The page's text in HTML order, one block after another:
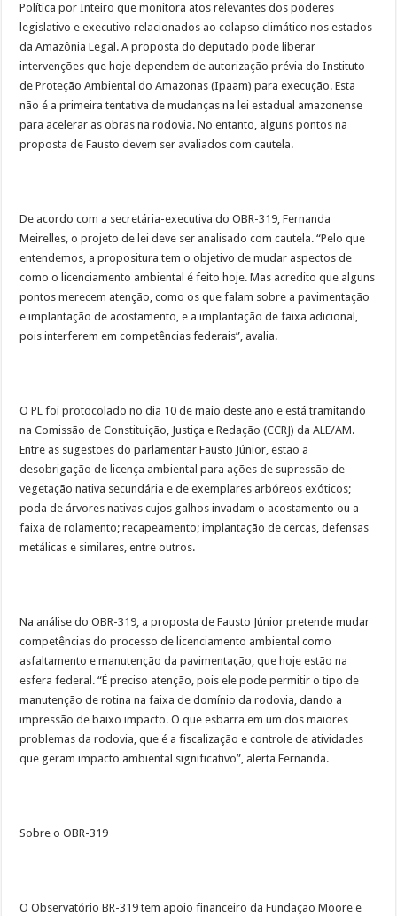
Política por Inteiro que monitora atos relevantes dos poderes
legislativo e executivo relacionados ao colapso climático nos estados
da Amazônia Legal. A proposta do deputado pode liberar
intervenções que hoje dependem de autorização prévia do Instituto
de Proteção Ambiental do Amazonas (Ipaam) para execução. Esta
não é a primeira tentativa de mudanças na lei estadual amazonense
para acelerar as obras na rodovia. No entanto, alguns pontos na
proposta de Fausto devem ser avaliados com cautela.
De acordo com a secretária-executiva do OBR-319, Fernanda
Meirelles, o projeto de lei deve ser analisado com cautela. “Pelo que
entendemos, a propositura tem o objetivo de mudar aspectos de
como o licenciamento ambiental é feito hoje. Mas acredito que alguns
pontos merecem atenção, como os que falam sobre a pavimentação
e implantação de acostamento, e a implantação de faixa adicional,
pois interferem em competências federais”, avalia.
O PL foi protocolado no dia 10 de maio deste ano e está tramitando
na Comissão de Constituição, Justiça e Redação (CCRJ) da ALE/AM.
Entre as sugestões do parlamentar Fausto Júnior, estão a
desobrigação de licença ambiental para ações de supressão de
vegetação nativa secundária e de exemplares arbóreos exóticos;
poda de árvores nativas cujos galhos invadam o acostamento ou a
faixa de rolamento; recapeamento; implantação de cercas, defensas
metálicas e similares, entre outros.
Na análise do OBR-319, a proposta de Fausto Júnior pretende mudar
competências do processo de licenciamento ambiental como
asfaltamento e manutenção da pavimentação, que hoje estão na
esfera federal. “É preciso atenção, pois ele pode permitir o tipo de
manutenção de rotina na faixa de domínio da rodovia, dando a
impressão de baixo impacto. O que esbarra em um dos maiores
problemas da rodovia, que é a fiscalização e controle de atividades
que geram impacto ambiental significativo”, alerta Fernanda.
Sobre o OBR-319
O Observatório BR-319 tem apoio financeiro da Fundação Moore e